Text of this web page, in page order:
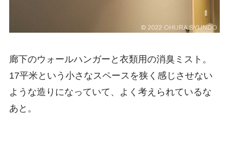
廊下のウォールハンガーと衣類用の消臭ミスト。
17平米という小さなスペースを狭く感じさせない
ような造りになっていて、よく考えられているな
あと。